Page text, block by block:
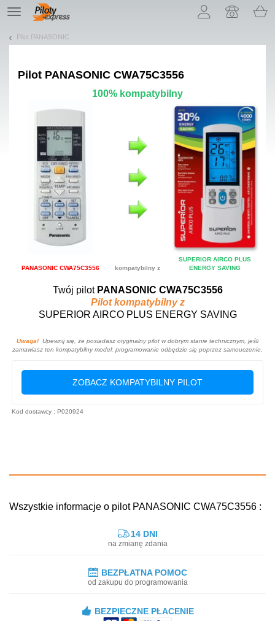
TE
navigation
Pilot PANASONIC
Pilot PANASONIC CWA75C3556
100% kompatybilny
PANASONIC CWA75C3556 kompatybilny z
SUPERIOR AIRCO PLUS
ENERGY SAVING
Twój pilot PANASONIC CWA75C3556
Pilot kompatybilny z
SUPERIOR AIRCO PLUS ENERGY SAVING
Uwaga! Upewnij się, że posiadasz oryginalny pilot w dobrym stanie technicznym, jeśli
zamawiasz ten kompatybilny model: programowanie odbędzie się poprzez samouczenie.
ZOBACZ KOMPATYBILNY PILOT
Kod dostawcy : P020924
Wszystkie informacje o pilot PANASONIC CWA75C3556 :
14 DNI
na zmianę zdania
BEZPŁATNA POMOC
od zakupu do programowania
BEZPIECZNE PŁACENIE
Pozwól, że przedstawimy nasze ciasteczka!